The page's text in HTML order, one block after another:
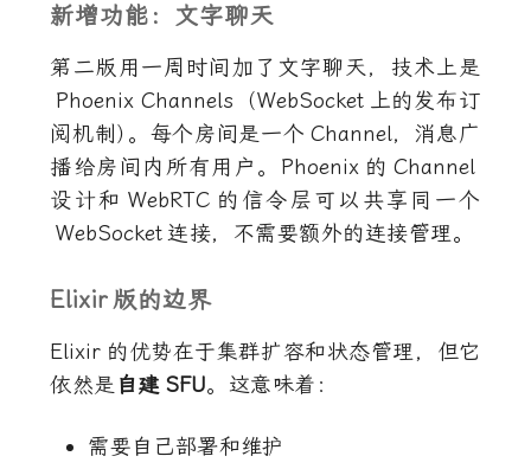
新增功能：文字聊天
第二版用一周时间加了文字聊天，技术上是
Phoenix Channels （WebSocket 上的发布订
阅机制 ）。每个房间是一个 Channel，消息广
播给房间内所有用户。 Phoenix 的 Channel
设计和 WebRTC 的信令层可以共享同一个
WebSocket 连接，不需要额外的连接管理。
Elixir 版的边界
Elixir 的优势在于集群扩容和状态管理，但它
依然是 自建 SFU。这意味着：
需要自己部署和维护